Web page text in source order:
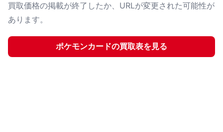
買取価格の掲載が終了したか、URLが変更された可能性が
あります。
ポケモンカードの買取表を見る